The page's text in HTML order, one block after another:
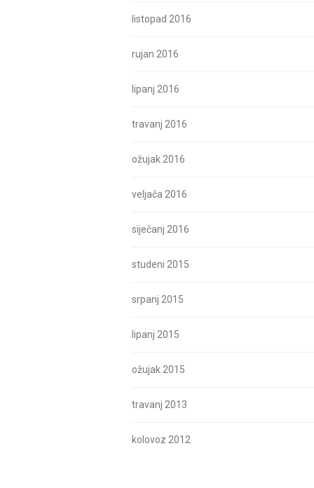
listopad 2016
rujan 2016
lipanj 2016
travanj 2016
ožujak 2016
veljača 2016
siječanj 2016
studeni 2015
srpanj 2015
lipanj 2015
ožujak 2015
travanj 2013
kolovoz 2012